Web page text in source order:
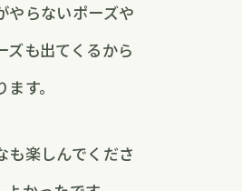
やらないポーズや
ズも出てくるから
す。
も楽しんでくださ